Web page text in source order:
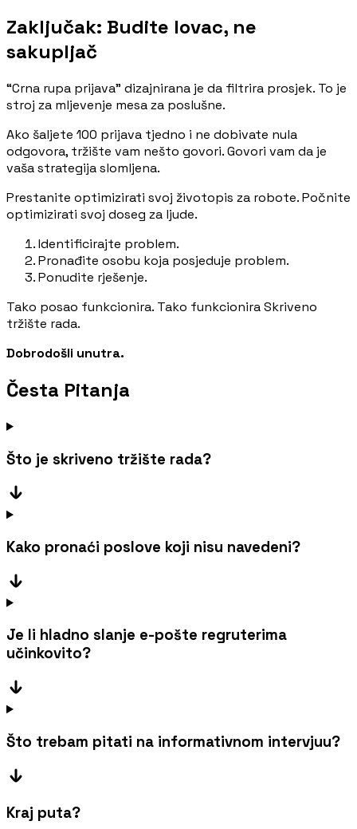
Zaključak: Budite lovac, ne
sakupljač
“Crna rupa prijava” dizajnirana je da filtrira prosjek. To je
stroj za mljevenje mesa za poslušne.
Ako šaljete 100 prijava tjedno i ne dobivate nula
odgovora, tržište vam nešto govori. Govori vam da je
vaša strategija slomljena.
Prestanite optimizirati svoj životopis za robote. Počnite
optimizirati svoj doseg za ljude.
Identificirajte problem.
Pronađite osobu koja posjeduje problem.
Ponudite rješenje.
Tako posao funkcionira. Tako funkcionira Skriveno
tržište rada.
Dobrodošli unutra.
Česta Pitanja
Što je skriveno tržište rada?
Kako pronaći poslove koji nisu navedeni?
Je li hladno slanje e-pošte regruterima
učinkovito?
Što trebam pitati na informativnom intervjuu?
Kraj puta?